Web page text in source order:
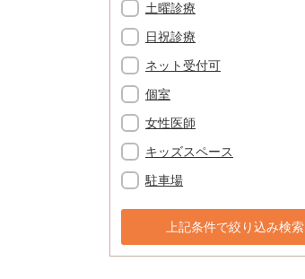
土曜診療
日祝診療
ネット受付可
個室
女性医師
キッズスペース
駐車場
上記条件で絞り込み検索